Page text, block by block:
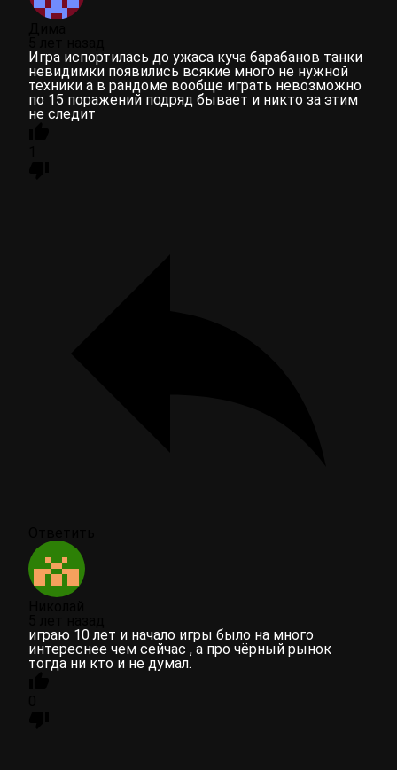
Игра испортилась до ужаса куча барабанов танки
невидимки появились всякие много не нужной
техники а в рандоме вообще играть невозможно
по 15 поражений подряд бывает и никто за этим
не следит
играю 10 лет и начало игры было на много
интереснее чем сейчас , а про чёрный рынок
тогда ни кто и не думал.